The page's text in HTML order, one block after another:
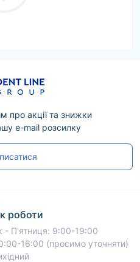
про акції та знижки
e-mail розсилку
роботи
- П'ятниця: 9:00-19:00
16:00 (просимо уточняти)